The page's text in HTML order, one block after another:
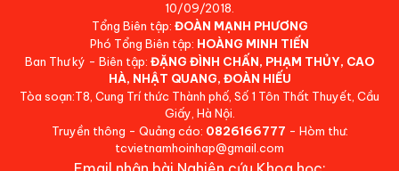
10/09/2018.
Tổng Biên tập: ĐOÀN MẠNH PHƯƠNG
Phó Tổng Biên tập: HOÀNG MINH TIẾN
Ban Thư ký - Biên tập: ĐẶNG ĐÌNH CHẤN, PHẠM THỦY, CAO
HÀ, NHẬT QUANG, ĐOÀN HIẾU
Tòa soạn:T8, Cung Trí thức Thành phố, Số 1 Tôn Thất Thuyết, Cầu
Giấy, Hà Nội.
Truyền thông - Quảng cáo: 0826166777 - Hòm thư:
tcvietnamhoinhap@gmail.com